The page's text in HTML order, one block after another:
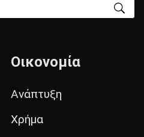
Οικονομία
Ανάπτυξη
Χρήμα